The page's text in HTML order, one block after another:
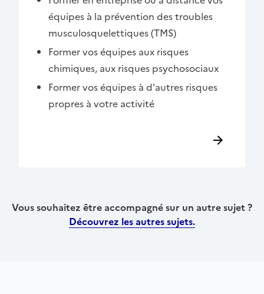
équipes à la prévention des troubles
musculosquelettiques (TMS)
Former vos équipes aux risques
chimiques, aux risques psychosociaux
Former vos équipes à d'autres risques
propres à votre activité
Vous souhaitez être accompagné sur un autre sujet ?
Découvrez les autres sujets.